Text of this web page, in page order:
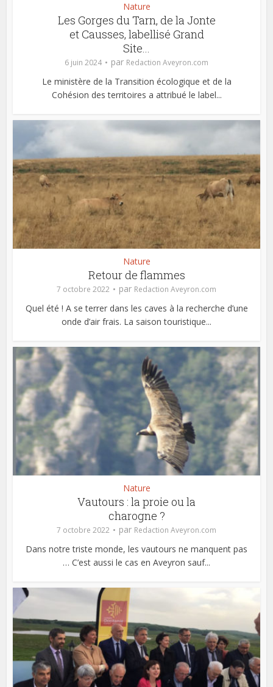
Nature
Les Gorges du Tarn, de la Jonte
et Causses, labellisé Grand
Site...
6 juin 2024 par Redaction Aveyron.com
Le ministère de la Transition écologique et de la
Cohésion des territoires a attribué le label...
Nature
Retour de flammes
7 octobre 2022 par Redaction Aveyron.com
Quel été ! A se terrer dans les caves à la recherche d’une
onde d’air frais. La saison touristique...
Nature
Vautours : la proie ou la
charogne ?
7 octobre 2022 par Redaction Aveyron.com
Dans notre triste monde, les vautours ne manquent pas
… C’est aussi le cas en Aveyron sauf...